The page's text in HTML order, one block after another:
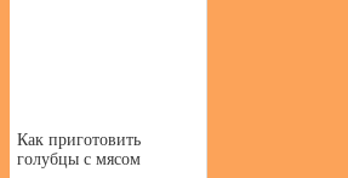
Как приготовить
голубцы с мясом